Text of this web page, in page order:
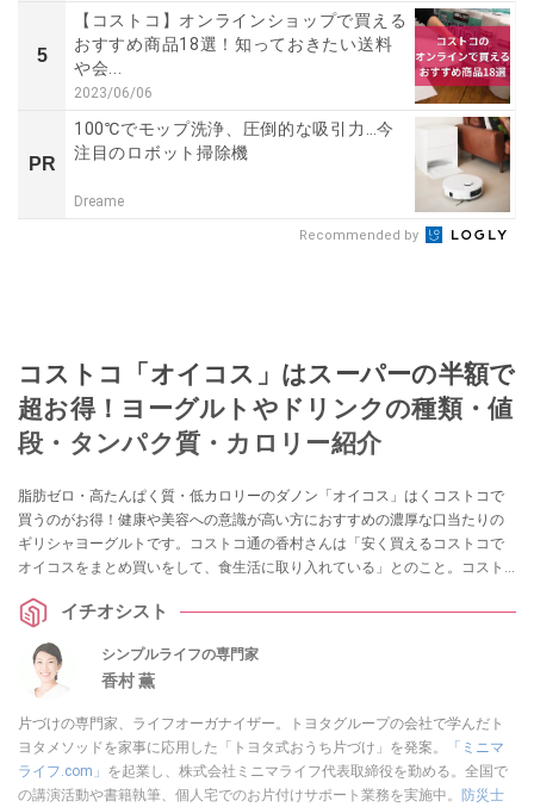
5
【コストコ】オンラインショップで買える
おすすめ商品18選！知っておきたい送料
や会...
2023/06/06
PR
100℃でモップ洗浄、圧倒的な吸引力…今
注目のロボット掃除機
Dreame
Recommended by
コストコ「オイコス」はスーパーの半額で
超お得！ヨーグルトやドリンクの種類・値
段・タンパク質・カロリー紹介
脂肪ゼロ・高たんぱく質・低カロリーのダノン「オイコス」はくコストコで
買うのがお得！健康や美容への意識が高い方におすすめの濃厚な口当たりの
ギリシャヨーグルトです。コストコ通の香村さんは「安く買えるコストコで
オイコスをまとめ買いをして、食生活に取り入れている」とのこと。コスト
おすすめな理由、食べ方やアレンジを紹介します。
イチオシスト
シンプルライフの専門家
香村 薫
片づけの専門家、ライフオーガナイザー。トヨタグループの会社で学んだト
ヨタメソッドを家事に応用した「トヨタ式おうち片づけ」を発案。
「ミニマ
ライフ.com」 を起業し、株式会社ミニマライフ代表取締役を勤める。全国で
の講演活動や書籍執筆、個人宅でのお片付けサポート業務を実施中。 防災士